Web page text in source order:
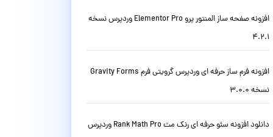
افزونه صفحه ساز المنتور پرو Elementor Pro وردپرس نسخه
4.2.1
افزونه فرم ساز حرفه ای وردپرس گرویتی فرم Gravity Forms
نسخه 3.0.0
دانلود افزونه سئو حرفه ای رنک مث Rank Math Pro وردپرس